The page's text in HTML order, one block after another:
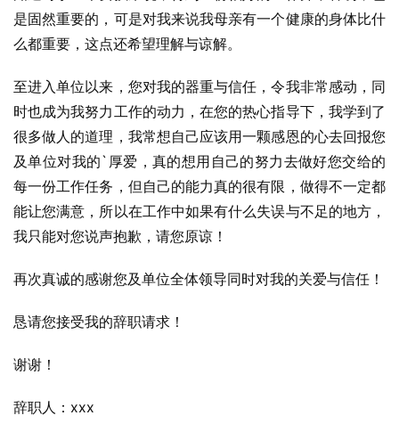
是固然重要的，可是对我来说我母亲有一个健康的身体比什
么都重要，这点还希望理解与谅解。
至进入单位以来，您对我的器重与信任，令我非常感动，同
时也成为我努力工作的动力，在您的热心指导下，我学到了
很多做人的道理，我常想自己应该用一颗感恩的心去回报您
及单位对我的`厚爱，真的想用自己的努力去做好您交给的
每一份工作任务，但自己的能力真的很有限，做得不一定都
能让您满意，所以在工作中如果有什么失误与不足的地方，
我只能对您说声抱歉，请您原谅！
再次真诚的感谢您及单位全体领导同时对我的关爱与信任！
恳请您接受我的辞职请求！
谢谢！
辞职人：xxx